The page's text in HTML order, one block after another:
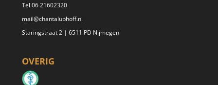
Tel 06 21602320
mail@chantaluphoff.nl
Staringstraat 2 | 6511 PD Nijmegen
OVERIG